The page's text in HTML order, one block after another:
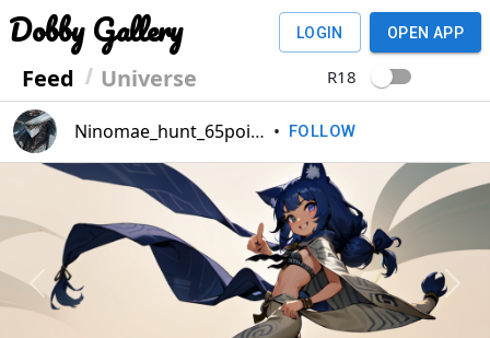
Dobby Gallery
Feed Universe
LOGIN OPEN APP
R18
Ninomae_hunt_65point • FOLLOW
Previous Next